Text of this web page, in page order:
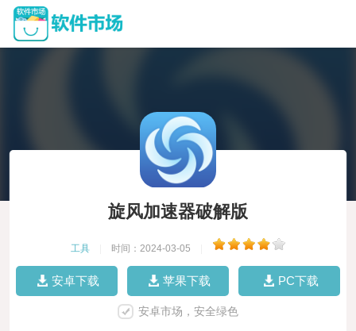
旋风加速器破解版
工具 时间：2024-03-05
安卓下载 苹果下载 PC下载
安卓市场，安全绿色